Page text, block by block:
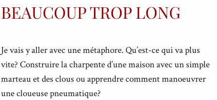
BEAUCOUP TROP LONG
Je vais y aller avec une métaphore. Qu’est-ce qui va plus
vite? Construire la charpente d’une maison avec un simple
marteau et des clous ou apprendre comment manoeuvrer
une cloueuse pneumatique?